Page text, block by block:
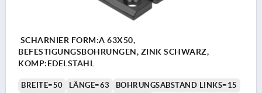
SCHARNIER FORM:A 63X50,
BEFESTIGUNGSBOHRUNGEN, ZINK SCHWARZ,
KOMP:EDELSTAHL
BREITE=50 LÄNGE=63
BOHRUNGSABSTAND LINKS=15